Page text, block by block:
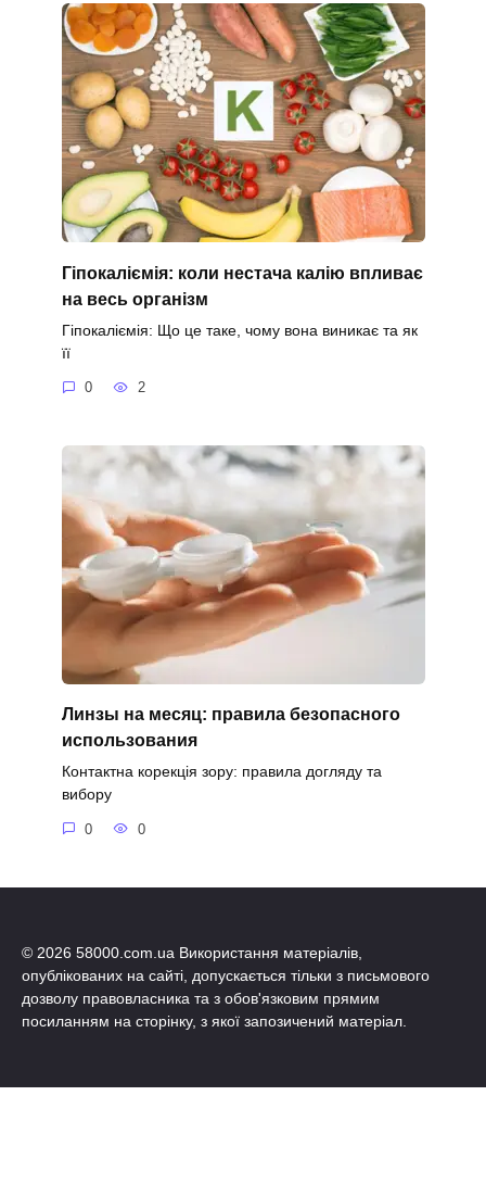
Гіпокаліємія: коли нестача калію впливає
на весь організм
Гіпокаліємія: Що це таке, чому вона виникає та як
її
0 2
Линзы на месяц: правила безопасного
использования
Контактна корекція зору: правила догляду та
вибору
0 0
© 2026 58000.com.ua Використання матеріалів,
опублікованих на сайті, допускається тільки з письмового
дозволу правовласника та з обов'язковим прямим
посиланням на сторінку, з якої запозичений матеріал.